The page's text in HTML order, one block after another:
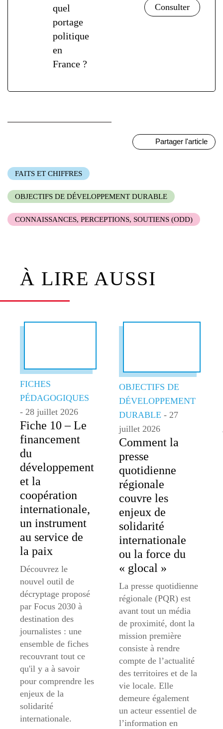
quel
portage
politique
en
France ?
Partager l'article
FAITS ET CHIFFRES
OBJECTIFS DE DÉVELOPPEMENT DURABLE
CONNAISSANCES, PERCEPTIONS, SOUTIENS (ODD)
À LIRE AUSSI
FICHES
PÉDAGOGIQUES
- 28 juillet 2026
Fiche 10 – Le
financement
du
développement
et la
coopération
internationale,
un instrument
au service de
la paix
Découvrez le
nouvel outil de
décryptage proposé
par Focus 2030 à
destination des
journalistes : une
ensemble de fiches
recouvrant tout ce
qu'il y a à savoir
pour comprendre les
enjeux de la
solidarité
internationale.
OBJECTIFS DE
DÉVELOPPEMENT
DURABLE - 27
juillet 2026
Comment la
presse
quotidienne
régionale
couvre les
enjeux de
solidarité
internationale
ou la force du
« glocal »
La presse quotidienne
régionale (PQR) est
avant tout un média
de proximité, dont la
mission première
consiste à rendre
compte de l’actualité
des territoires et de la
vie locale. Elle
demeure également
un acteur essentiel de
l’information en